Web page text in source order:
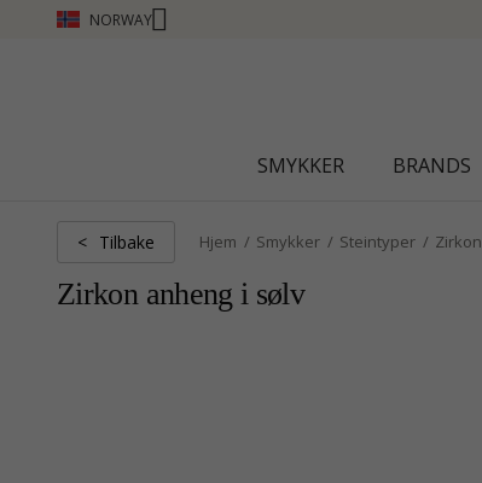
NORWAY
SMYKKER BRANDS
< Tilbake Hjem Smykker Steintyper Zirkon
Zirkon anheng i sølv